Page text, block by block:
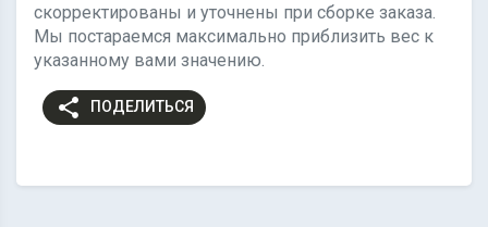
скорректированы и уточнены при сборке заказа.
Мы постараемся максимально приблизить вес к
указанному вами значению.
share ПОДЕЛИТЬСЯ